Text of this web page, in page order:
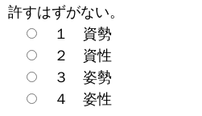
許すはずがない。
１ 資勢
２ 資性
３ 姿勢
４ 姿性